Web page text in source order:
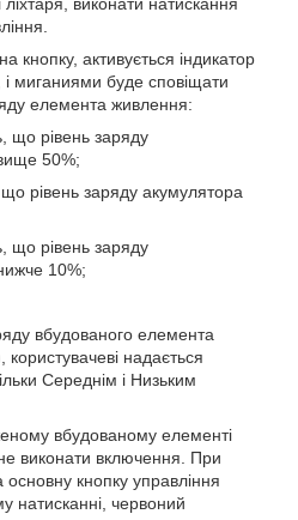
кнопку, активується індикатор
миганиями буде сповіщати
елемента живлення:
що рівень заряду
50%;
рівень заряду акумулятора
що рівень заряду
10%;
вбудованого елемента
надається
Середнім і Низьким
вбудованому елементі
виконати включення. При
кнопку управління
натисканні, червоний